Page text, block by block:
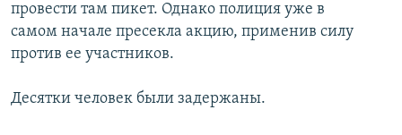
провести там пикет. Однако полиция уже в
самом начале пресекла акцию, применив силу
против ее участников.
Десятки человек были задержаны.